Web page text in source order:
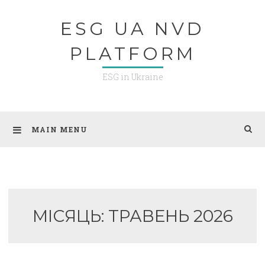
ESG UA NVD
PLATFORM
ESG in Ukraine
MAIN MENU
МІСЯЦЬ: ТРАВЕНЬ 2026